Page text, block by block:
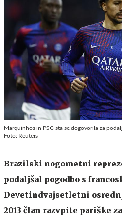
Marquinhos in PSG sta se dogovorila za
Foto: Reuters
Brazilski nogometni
podaljšal pogodbo s
Devetindvajsetletni
2013 član razvpite pariške